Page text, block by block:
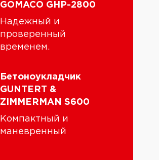
GOMACO GHP-2800
Надежный и
проверенный
временем.
Бетоноукладчик
GUNTERT &
ZIMMERMAN S600
Компактный и
маневренный